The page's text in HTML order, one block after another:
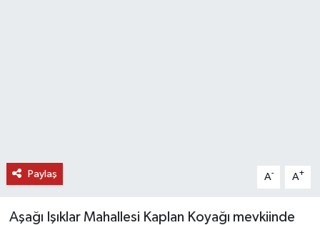
Paylaş A- A+
Aşağı Işıklar Mahallesi Kaplan Koyağı mevkiinde
MAGAZİN